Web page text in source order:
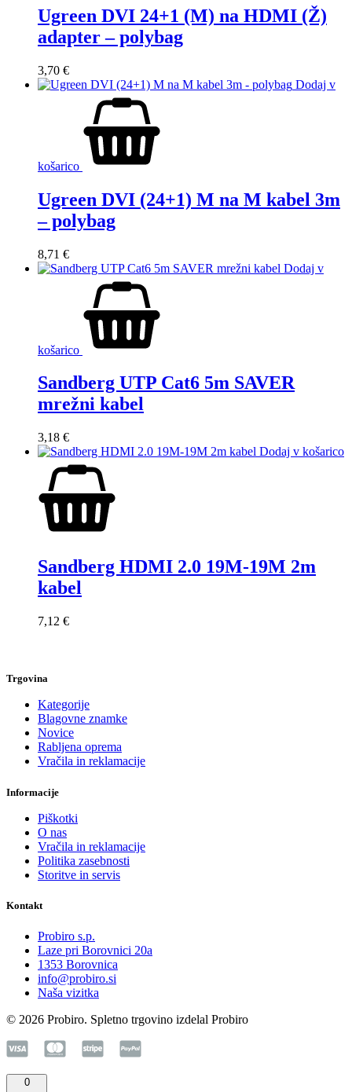
Ugreen DVI 24+1 (M) na HDMI (Ž)
adapter – polybag
3,70 €
Dodaj v
košarico
Ugreen DVI (24+1) M na M kabel 3m
– polybag
8,71 €
Dodaj v
košarico
Sandberg UTP Cat6 5m SAVER
mrežni kabel
3,18 €
Dodaj v košarico
Sandberg HDMI 2.0 19M-19M 2m
kabel
7,12 €
Trgovina
Kategorije
Blagovne znamke
Novice
Rabljena oprema
Vračila in reklamacije
Informacije
Piškotki
O nas
Vračila in reklamacije
Politika zasebnosti
Storitve in servis
Kontakt
Probiro s.p.
Laze pri Borovnici 20a
1353 Borovnica
info@probiro.si
Naša vizitka
© 2026 Probiro. Spletno trgovino izdelal Probiro
0